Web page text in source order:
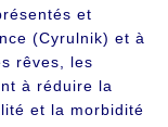
et
(Cyrulnik) et à
rêves, les
à réduire la
et la morbidité